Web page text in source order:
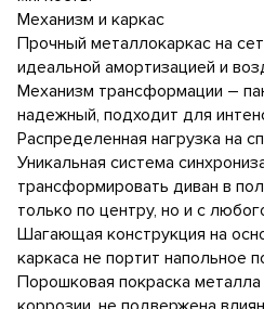
Механизм и каркас
Прочный металлокаркас на
идеальной амортизацией и
Механизм трансформации –
надежный, подходит для
Распределенная нагрузка на
Уникальная система
трансформировать диван в
только по центру, но и с
Шагающая конструкция на
каркаса не портит напольное
Порошковая покраска